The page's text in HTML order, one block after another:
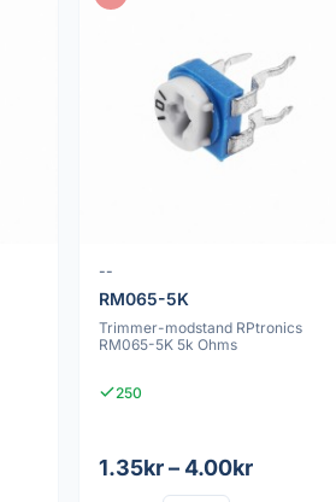
--
RM065-5K
Trimmer-modstand RPtronics
RM065-5K 5k Ohms
250
1.35kr – 4.00kr